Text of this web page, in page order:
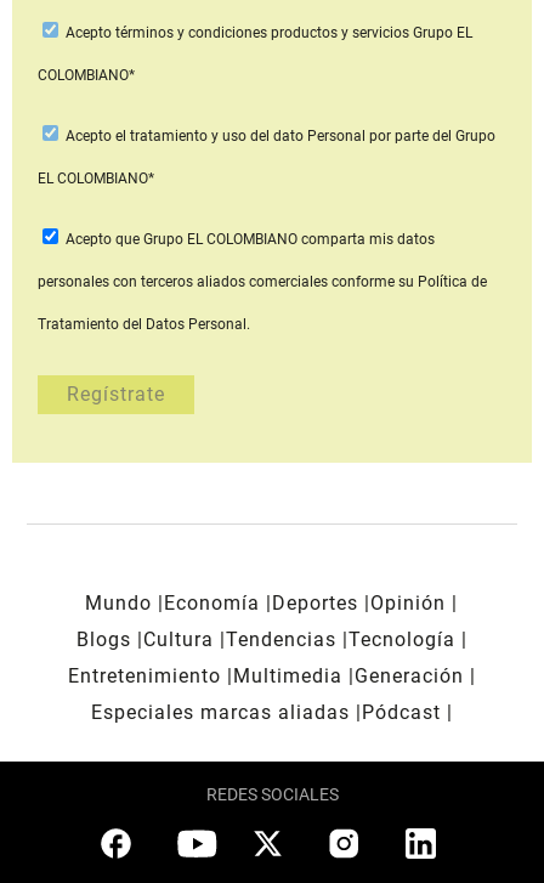
Aceptotérminos y condiciones productos y serviciosGrupo EL
COLOMBIANO*
Acepto el tratamiento y uso del dato Personal por parte del Grupo
EL COLOMBIANO*
Acepto que Grupo EL COLOMBIANOcomparta mis datos
personales con terceros aliados comerciales conforme su Política de
Tratamiento del Datos Personal.
Mundo Economía Deportes
Opinión
Blogs
Cultura Tendencias Tecnología
Entretenimiento
Multimedia
Generación
Especiales marcas aliadas
Pódcast
REDES SOCIALES